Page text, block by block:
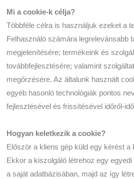
Mi a cookie-k célja?
Többféle célra is használjuk ezeket a
Felhasználó számára legrelevánsabb
megjelenítésére; termékeink és
továbbfejlesztésére; valamint
megőrzésére. Az általunk használt
egyéb hasonló technológiák pontos
fejlesztésével és frissítésével időről-
Hogyan keletkezik a cookie?
Először a kliens gép küld egy kérést a
Ekkor a kiszolgáló létrehoz egy
a saját adatbázisában, majd az így